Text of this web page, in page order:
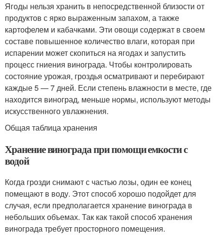
Ягоды нельзя хранить в непосредственной близости от
продуктов с ярко выраженным запахом, а также
картофелем и кабачками. Эти овощи содержат в своем
составе повышенное количество влаги, которая при
испарении может скопиться на ягодах и запустить
процесс гниения винограда. Чтобы контролировать
состояние урожая, гроздья осматривают и перебирают
каждые 5 — 7 дней. Если степень влажности в месте, где
находится виноград, меньше нормы, используют методы
искусственного увлажнения.
Общая таблица хранения
Хранение винограда при помощи емкости с
водой
Когда грозди снимают с частью лозы, один ее конец
помещают в воду. Этот способ хорошо подойдет для
случая, если предполагается хранение винограда в
небольших объемах. Так как такой способ хранения
винограда требует просторного помещения.